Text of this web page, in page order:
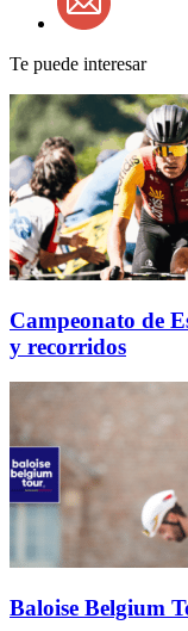
Te puede interesar
Campeonato de
y recorridos
Baloise Belgium